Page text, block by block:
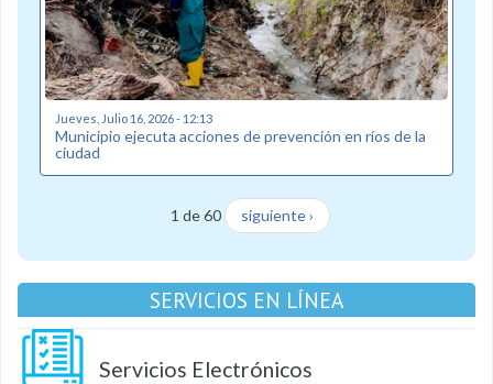
Jueves, Julio 16, 2026 - 12:13
Municipio ejecuta acciones de prevención en ríos de la
ciudad
1 de 60 siguiente ›
SERVICIOS EN LÍNEA
Servicios Electrónicos